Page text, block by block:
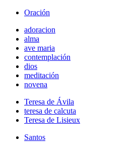
Oración
adoracion
alma
ave maria
contemplación
dios
meditación
novena
Teresa de Ávila
teresa de calcuta
Teresa de Lisieux
Santos